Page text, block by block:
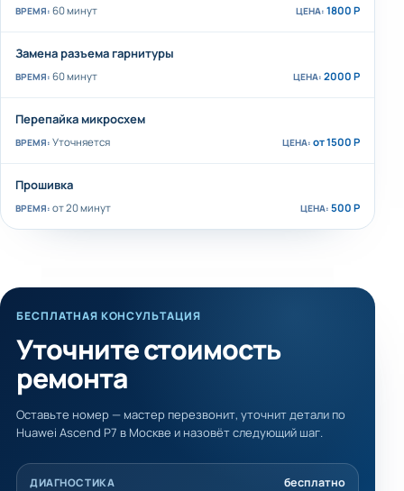
60 минут 1800 Р
Замена разъема гарнитуры
60 минут 2000 Р
Перепайка микросхем
Уточняется от 1500 Р
Прошивка
от 20 минут 500 Р
БЕСПЛАТНАЯ КОНСУЛЬТАЦИЯ
Уточните стоимость
ремонта
Оставьте номер — мастер перезвонит, уточнит детали по
Huawei Ascend P7 в Москве и назовёт следующий шаг.
ДИАГНОСТИКА бесплатно